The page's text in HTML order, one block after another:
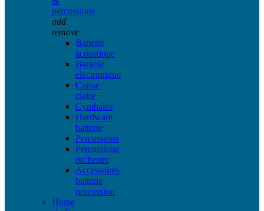
percussions
add
remove
Batterie
acoustique
Batterie
electronique
Caisse
claire
Cymbales
Hardware
batterie
Percussions
Percussions
orchestre
Accessoires
batterie
percussion
Home